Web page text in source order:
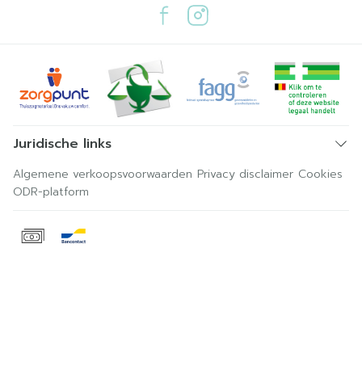
Juridische links
Algemene verkoopsvoorwaarden Privacy disclaimer Cookies
ODR-platform